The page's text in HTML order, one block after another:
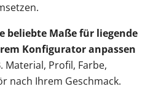
beliebte Maße für liegende
Konfigurator anpassen
Material, Profil, Farbe,
nach Ihrem Geschmack.